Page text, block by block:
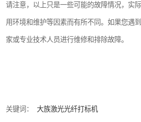
请注意，以上只是一些可能的故障情况，实
用环境和维护等因素而有所不同。如果您遇
家或专业技术人员进行维修和排除故障。
关键词： 大族激光光纤打标机